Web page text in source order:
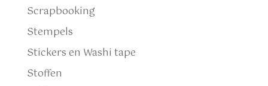
Scrapbooking
Stempels
Stickers en Washi tape
Stoffen